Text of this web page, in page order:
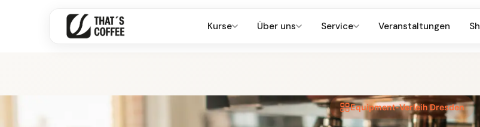
Kurse Über uns Service Veranstaltungen
Equipment-Verleih Dresden